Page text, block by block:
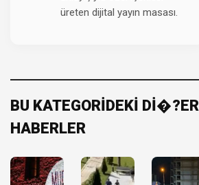
üreten dijital yayın masası.
BU KATEGORİDEKİ Dİ�?ER
HABERLER